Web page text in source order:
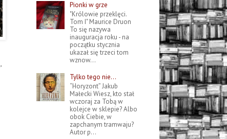
Pionki w grze
"Królowie przeklęci.
Tom I" Maurice Druon
To się nazywa
inauguracja roku - na
początku stycznia
ukazał się trzeci tom
wznow...
Tylko tego nie…
“Horyzont” Jakub
Małecki Wiesz, kto stał
wczoraj za Tobą w
kolejce w sklepie? Albo
obok Ciebie, w
zapchanym tramwaju?
Autor p...